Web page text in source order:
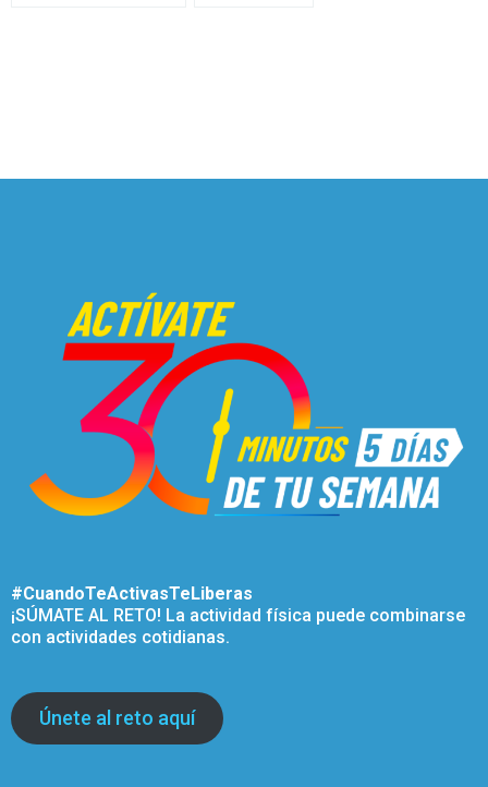
#CuandoTeActivasTeLiberas
¡SÚMATE AL RETO! La actividad física puede combinarse
con actividades cotidianas.
Únete al reto aquí